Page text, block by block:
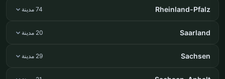
Rheinland-Pfalz 74 مدينة
Saarland 20 مدينة
Sachsen 29 مدينة